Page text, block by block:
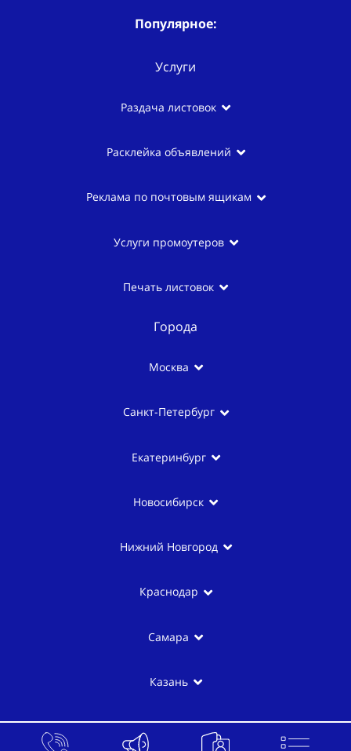
Популярное:
Услуги
Раздача листовок
Расклейка объявлений
Реклама по почтовым ящикам
Услуги промоутеров
Печать листовок
Города
Москва
Санкт-Петербург
Екатеринбург
Новосибирск
Нижний Новгород
Краснодар
Самара
Казань